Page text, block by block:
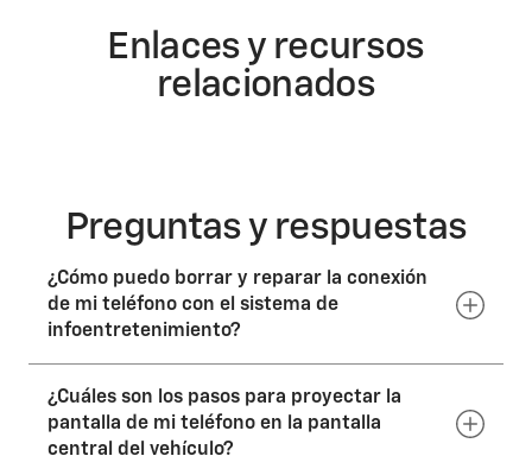
Enlaces y recursos
relacionados
Preguntas y respuestas
¿Cómo puedo borrar y reparar la conexión
de mi teléfono con el sistema de
infoentretenimiento?
Accede al menú de Configuración en la pantalla
central de tu vehículo y elige la opción Olvidar
conexión del teléfono. En tu teléfono, accede a los
¿Cuáles son los pasos para proyectar la
pantalla de mi teléfono en la pantalla
central del vehículo?